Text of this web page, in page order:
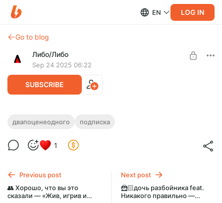
EN LOG IN
Go to blog
Либо/Либо
Sep 24 2025 06:22
SUBSCRIBE
💸Два по цене одного — Зачем мы
Отвечаем на вопрос слушателей!
двапоценеодного подписка
1
Previous post
👥 Хорошо, что вы это
сказали — «Жив, игрив и
Next post
🦹🏻дочь разбойника feat.
Никакого правильно —